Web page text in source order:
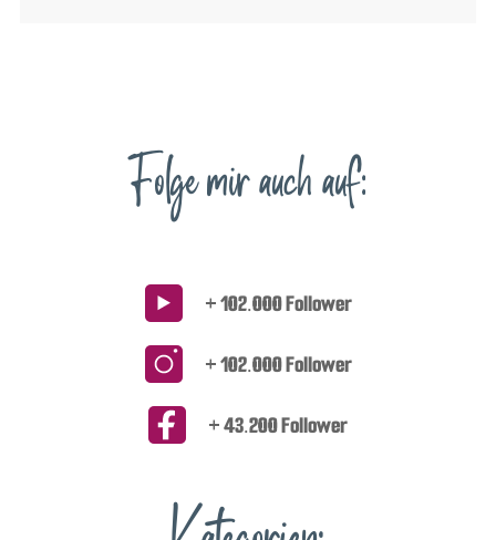
Folge mir auch auf:
+ 102.000 Follower
+ 102.000 Follower
+ 43.200 Follower